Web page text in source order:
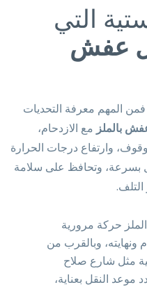
التي
عفش
فمن المهم معرفة التحديات
بالملز مع الازدحام،
وارتفاع درجات الحرارة
بسرعة، وتحافظ على سلامة
التلف.
حركة مرورية
وبالقرب من
مثل شارع صلاح
موعد النقل بعناية،